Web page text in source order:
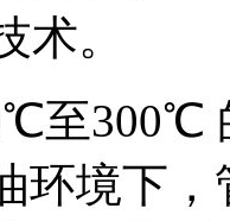
术。
至300℃
环境下，